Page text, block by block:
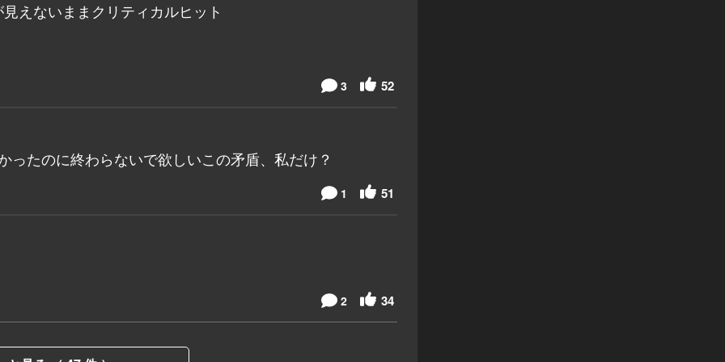
えないままクリティカルヒット
52
3
たのに終わらないで欲しいこの矛盾、私だけ？
51
1
34
2